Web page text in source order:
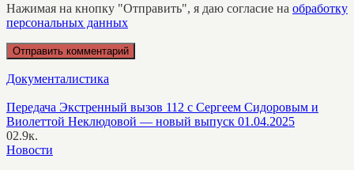
Нажимая на кнопку "Отправить", я даю согласие на обработку
персональных данных
Документалистика
Передача Экстренный вызов 112 с Сергеем Сидоровым и
Виолеттой Неклюдовой — новый выпуск 01.04.2025
02.9к.
Новости